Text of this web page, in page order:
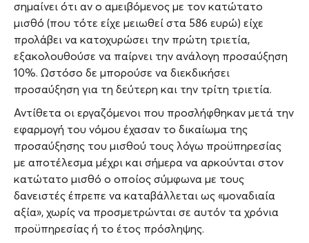
σημαίνει ότι αν ο αμειβόμενος με τον κατώτατο
μισθό (που τότε είχε μειωθεί στα 586 ευρώ) είχε
προλάβει να κατοχυρώσει την πρώτη τριετία,
εξακολουθούσε να παίρνει την ανάλογη προσαύξηση
10%. Ωστόσο δε μπορούσε να διεκδικήσει
προσαύξηση για τη δεύτερη και την τρίτη τριετία.
Αντίθετα οι εργαζόμενοι που προσλήφθηκαν μετά την
εφαρμογή του νόμου έχασαν το δικαίωμα της
προσαύξησης του μισθού τους λόγω προϋπηρεσίας
με αποτέλεσμα μέχρι και σήμερα να αρκούνται στον
κατώτατο μισθό ο οποίος σύμφωνα με τους
δανειστές έπρεπε να καταβάλλεται ως «μοναδιαία
αξία», χωρίς να προσμετρώνται σε αυτόν τα χρόνια
προϋπηρεσίας ή το έτος πρόσληψης.